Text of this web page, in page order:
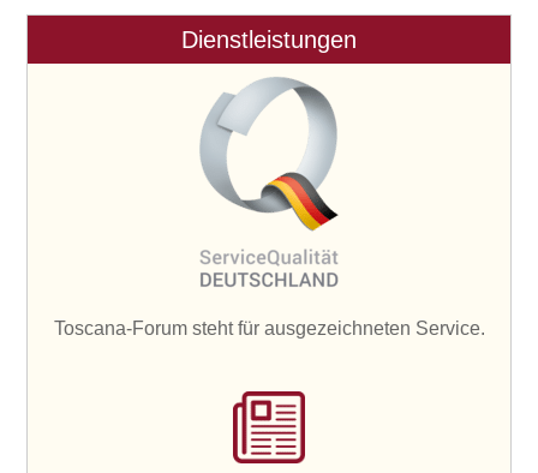
Dienstleistungen
Toscana-Forum steht für ausgezeichneten Service.